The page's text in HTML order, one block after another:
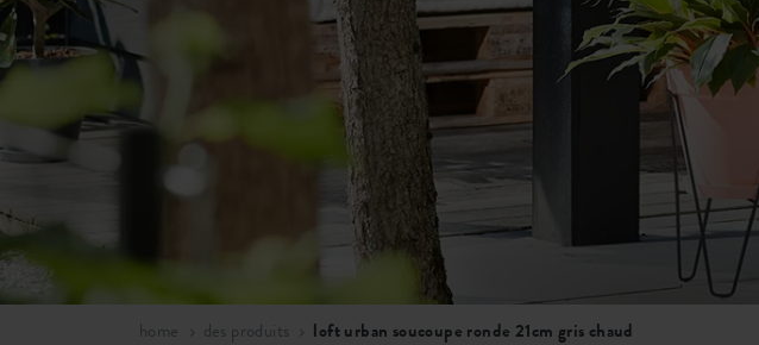
home des produits loft urban soucoupe ronde 21cm gris chaud